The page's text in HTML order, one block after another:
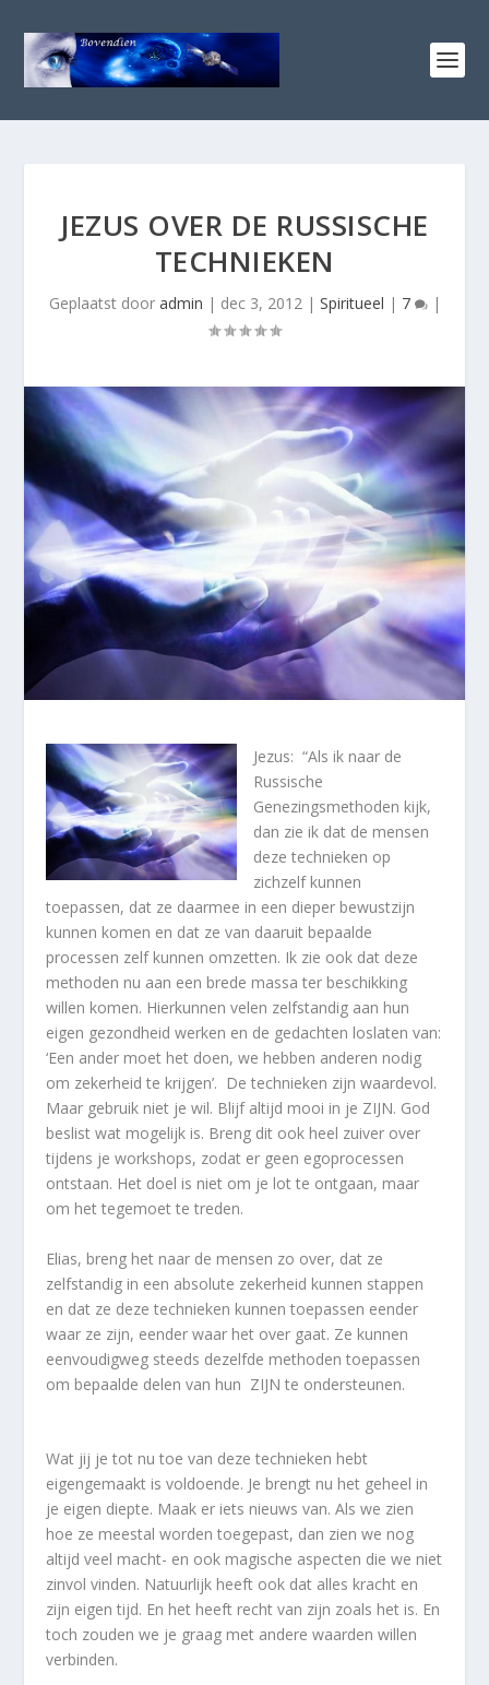
JEZUS OVER DE RUSSISCHE
TECHNIEKEN
Geplaatst door admin | dec 3, 2012| Spiritueel | 7 |
Jezus: “Als ik naar de
Russische
Genezingsmethoden kijk,
dan zie ik dat de mensen
deze technieken op
zichzelf kunnen
toepassen, dat ze daarmee in een dieper bewustzijn
kunnen komen en dat ze van daaruit bepaalde
processen zelf kunnen omzetten. Ik zie ook dat deze
methoden nu aan een brede massa ter beschikking
willen komen. Hierkunnen velen zelfstandig aan hun
eigen gezondheid werken en de gedachten loslaten van:
‘Een ander moet het doen, we hebben anderen nodig
om zekerheid te krijgen’. De technieken zijn waardevol.
Maar gebruik niet je wil. Blijf altijd mooi in je ZIJN. God
beslist wat mogelijk is. Breng dit ook heel zuiver over
tijdens je workshops, zodat er geen egoprocessen
ontstaan. Het doel is niet om je lot te ontgaan, maar
om het tegemoet te treden.
Elias, breng het naar de mensen zo over, dat ze
zelfstandig in een absolute zekerheid kunnen stappen
en dat ze deze technieken kunnen toepassen eender
waar ze zijn, eender waar het over gaat. Ze kunnen
eenvoudigweg steeds dezelfde methoden toepassen
om bepaalde delen van hun ZIJN te ondersteunen.
Wat jij je tot nu toe van deze technieken hebt
eigengemaakt is voldoende. Je brengt nu het geheel in
je eigen diepte. Maak er iets nieuws van. Als we zien
hoe ze meestal worden toegepast, dan zien we nog
altijd veel macht- en ook magische aspecten die we niet
zinvol vinden. Natuurlijk heeft ook dat alles kracht en
zijn eigen tijd. En het heeft recht van zijn zoals het is. En
toch zouden we je graag met andere waarden willen
verbinden.